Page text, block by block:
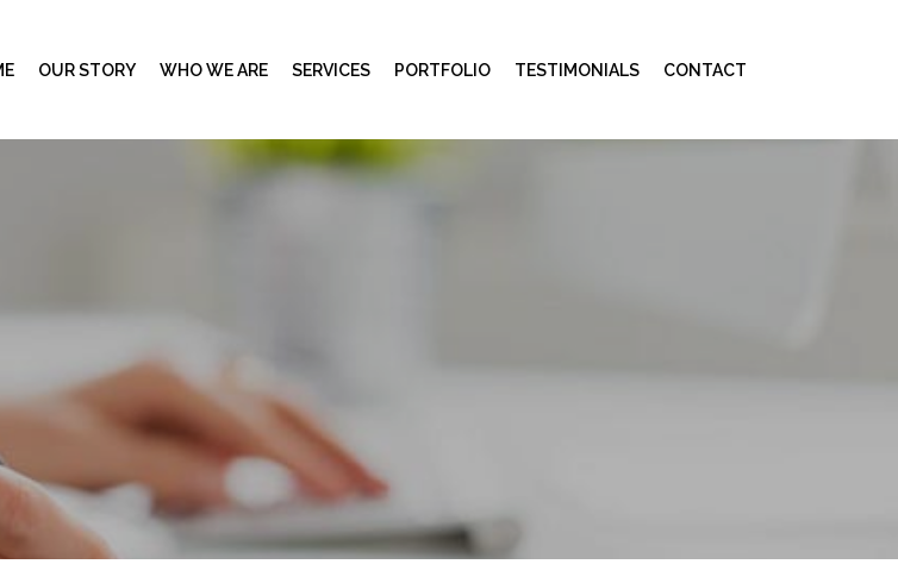
OUR STORY WHO WE ARE SERVICES PORTFOLIO TESTIMONIALS CONTACT